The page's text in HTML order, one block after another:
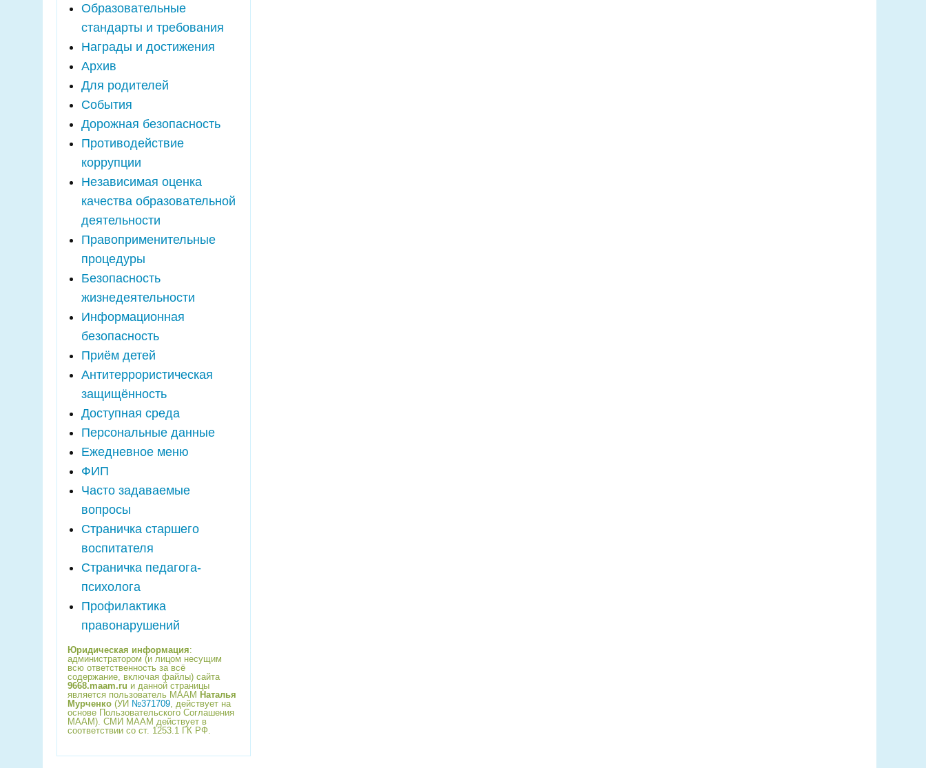
Образовательные
стандарты и требования
Награды и достижения
Архив
Для родителей
События
Дорожная безопасность
Противодействие
коррупции
Независимая оценка
качества образовательной
деятельности
Правоприменительные
процедуры
Безопасность
жизнедеятельности
Информационная
безопасность
Приём детей
Антитеррористическая
защищённость
Доступная среда
Персональные данные
Ежедневное меню
ФИП
Часто задаваемые
вопросы
Страничка старшего
воспитателя
Страничка педагога-
психолога
Профилактика
правонарушений
Юридическая информация:
администратором (и лицом несущим
всю ответственность за всё
содержание, включая файлы) сайта
9668.maam.ru и данной страницы
является пользователь МААМ Наталья
Мурченко (УИ №371709, действует на
основе Пользовательского Соглашения
МААМ). СМИ МААМ действует в
соответствии со ст. 1253.1 ГК РФ.